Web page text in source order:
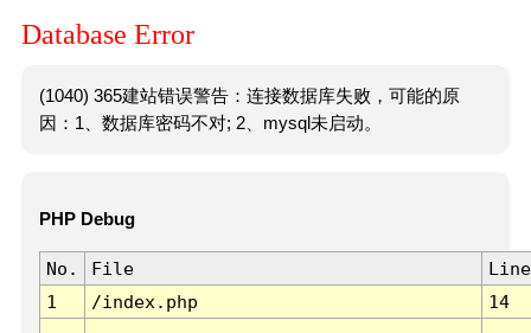
Database Error
(1040) 365建站错误警告：连接数据库失败，可能的原
因：1、数据库密码不对; 2、mysql未启动。
PHP Debug
No. File
Line
1
/index.php 14